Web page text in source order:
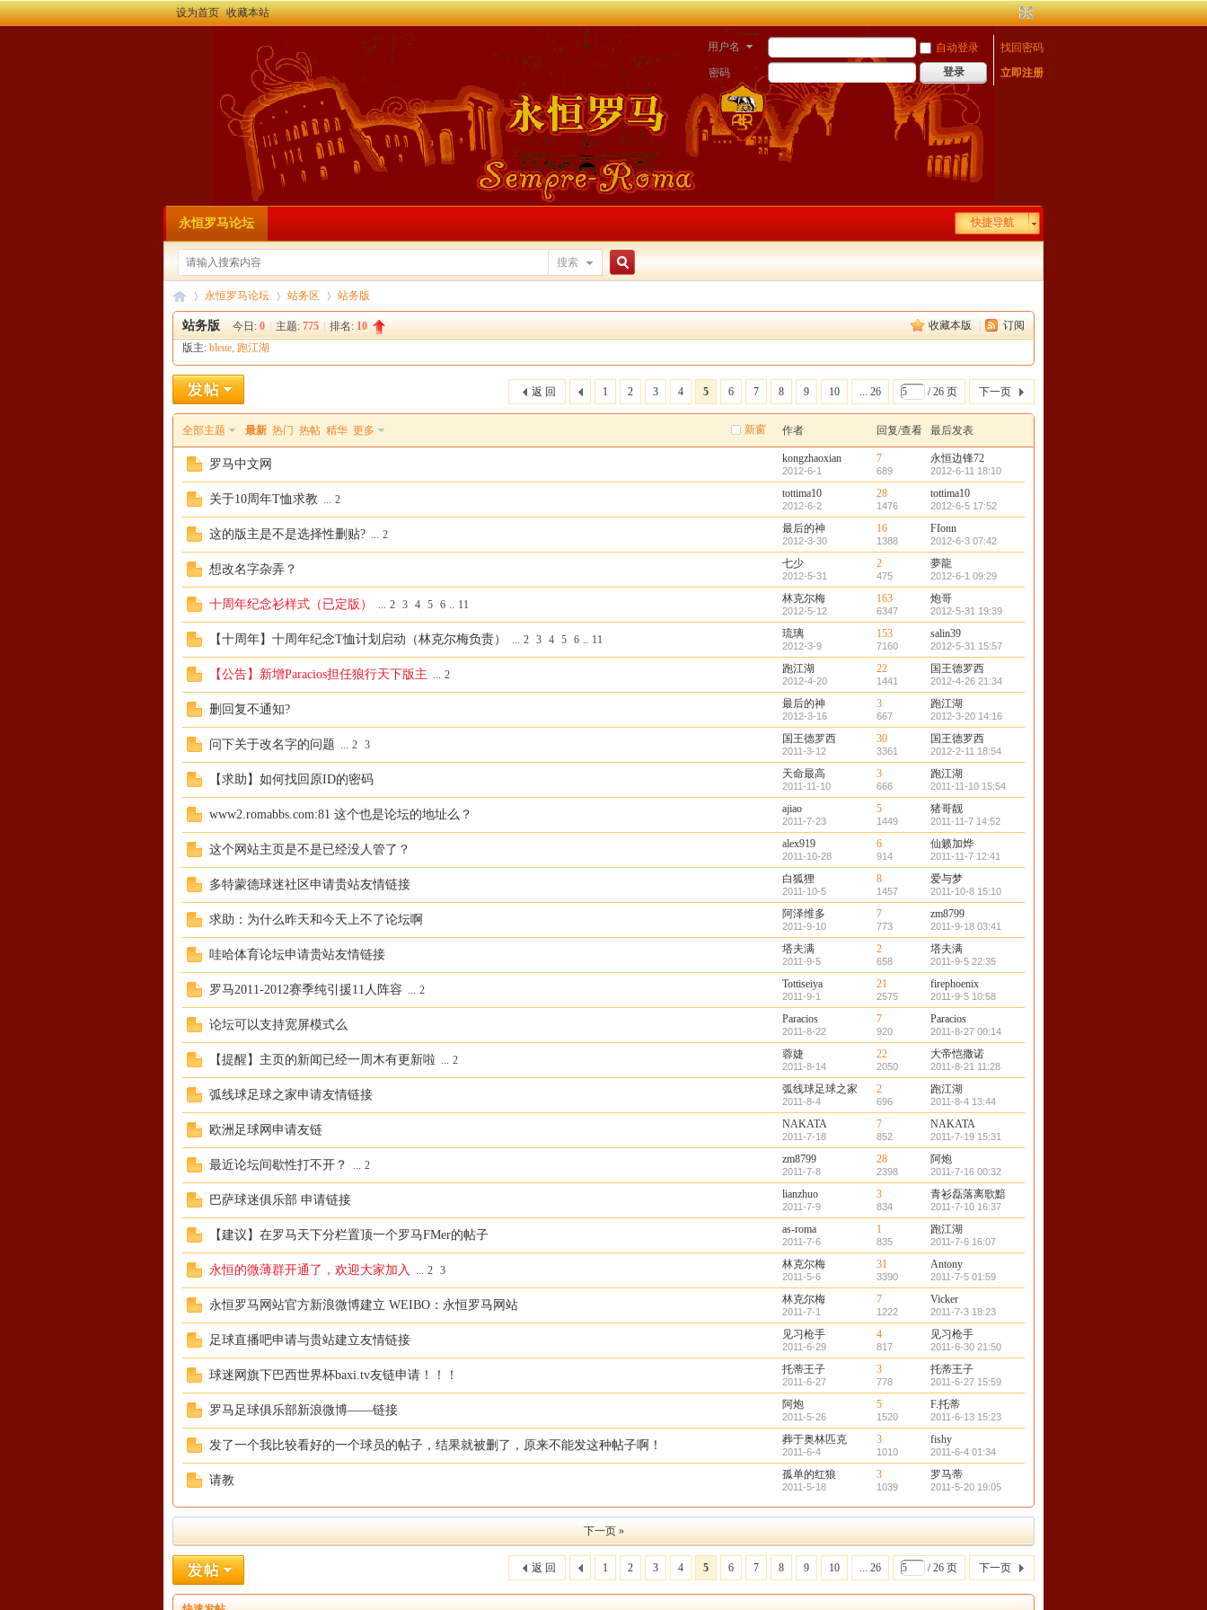
设为首页 收藏本站
用户名 自动登录
找回密码
密码
登录 立即注册
快捷导航
永恒罗马论坛
搜索
索
永
恒
»
永恒罗马论坛 站务区 站务版
收藏本版 订阅
站务版 今日: 0 主题: 775 排名: 10
版主: bleue, 跑江湖
1 2 3 4 5 6 7 8 9 10 ... 26 / 26 页 下一页
返 回
新窗
全部主题 最新 热门 热帖 精华 更多 作者 回复/查看 最后发表
罗马中文网 kongzhaoxian
2012-6-1
7
689
永恒边锋72
2012-6-11 18:10
关于10周年T恤求教 ... 2 tottima10
2012-6-2
28
1476
tottima10
2012-6-5 17:52
这的版主是不是选择性删贴? ... 2 最后的神
2012-3-30
16
1388
FIonn
2012-6-3 07:42
想改名字杂弄？ 七少
2012-5-31
2
475
夢龍
2012-6-1 09:29
十周年纪念衫样式（已定版） ... 2 3 4 5 6 .. 11 林克尔梅
2012-5-12
163
6347
炮哥
2012-5-31 19:39
【十周年】十周年纪念T恤计划启动（林克尔梅负责） ... 2 3 4 5 6 .. 11 琉璃
2012-3-9
153
7160
salin39
2012-5-31 15:57
【公告】新增Paracios担任狼行天下版主 ... 2 跑江湖
2012-4-20
22
1441
国王德罗西
2012-4-26 21:34
删回复不通知? 最后的神
2012-3-16
3
667
跑江湖
2012-3-20 14:16
问下关于改名字的问题 ... 2 3 国王德罗西
2011-3-12
30
3361
国王德罗西
2012-2-11 18:54
【求助】如何找回原ID的密码 天命最高
2011-11-10
3
666
跑江湖
2011-11-10 15:54
www2.romabbs.com:81 这个也是论坛的地址么？ ajiao
2011-7-23
5
1449
猪哥靓
2011-11-7 14:52
这个网站主页是不是已经没人管了？ alex919
2011-10-28
6
914
仙籁加烨
2011-11-7 12:41
多特蒙德球迷社区申请贵站友情链接 白狐狸
2011-10-5
8
1457
爱与梦
2011-10-8 15:10
求助：为什么昨天和今天上不了论坛啊 阿泽维多
2011-9-10
7
773
zm8799
2011-9-18 03:41
哇哈体育论坛申请贵站友情链接 塔夫满
2011-9-5
2
658
塔夫满
2011-9-5 22:35
罗马2011-2012赛季纯引援11人阵容 ... 2 Tottiseiya
2011-9-1
21
2575
firephoenix
2011-9-5 10:58
论坛可以支持宽屏模式么 Paracios
2011-8-22
7
920
Paracios
2011-8-27 00:14
【提醒】主页的新闻已经一周木有更新啦 ... 2 蓉婕
2011-8-14
22
2050
大帝恺撒诺
2011-8-21 11:28
弧线球足球之家申请友情链接 弧线球足球之家
2011-8-4
2
696
跑江湖
2011-8-4 13:44
欧洲足球网申请友链 NAKATA
2011-7-18
7
852
NAKATA
2011-7-19 15:31
最近论坛间歇性打不开？ ... 2 zm8799
2011-7-8
28
2398
阿炮
2011-7-16 00:32
巴萨球迷俱乐部 申请链接 lianzhuo
2011-7-9
3
834
青衫磊落离歌黯
2011-7-10 16:37
【建议】在罗马天下分栏置顶一个罗马FMer的帖子 as-roma
2011-7-6
1
835
跑江湖
2011-7-6 16:07
永恒的微薄群开通了，欢迎大家加入 ... 2 3 林克尔梅
2011-5-6
31
3390
Antony
2011-7-5 01:59
永恒罗马网站官方新浪微博建立 WEIBO：永恒罗马网站 林克尔梅
2011-7-1
7
1222
Vicker
2011-7-3 18:23
足球直播吧申请与贵站建立友情链接 见习枪手
2011-6-29
4
817
见习枪手
2011-6-30 21:50
球迷网旗下巴西世界杯baxi.tv友链申请！！！ 托蒂王子
2011-6-27
3
778
托蒂王子
2011-6-27 15:59
罗马足球俱乐部新浪微博——链接 阿炮
2011-5-26
5
1520
F.托蒂
2011-6-13 15:23
发了一个我比较看好的一个球员的帖子，结果就被删了，原来不能发这种帖子啊！ 葬于奥林匹克
2011-6-4
3
1010
fishy
2011-6-4 01:34
请教 孤单的红狼
2011-5-18
3
1039
罗马蒂
2011-5-20 19:05
下一页 »
1 2 3 4 5 6 7 8 9 10 ... 26 / 26 页 下一页
返 回